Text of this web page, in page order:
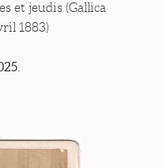
et jeudis (Gallica
1883)